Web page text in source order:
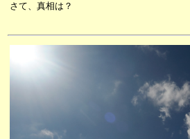
さて、真相は？